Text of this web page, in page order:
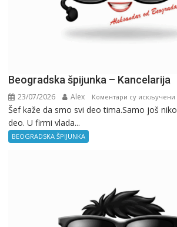
Beogradska špijunka – Kancelarija
23/07/2026 Alex Коментари су искључени
Šef kaže da smo svi deo tima.Samo još
deo. U firmi vlada...
BEOGRADSKA ŠPIJUNKA